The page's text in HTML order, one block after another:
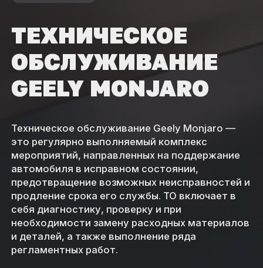
ТЕХНИЧЕСКОЕ
ОБСЛУЖИВАНИЕ
GEELY MONJARO
Техническое обслуживание Geely Monjaro —
это регулярно выполняемый комплекс
мероприятий, направленных на поддержание
автомобиля в исправном состоянии,
предотвращение возможных неисправностей и
продление срока его службы. ТО включает в
себя диагностику, проверку и при
необходимости замену расходных материалов
и деталей, а также выполнение ряда
регламентных работ.